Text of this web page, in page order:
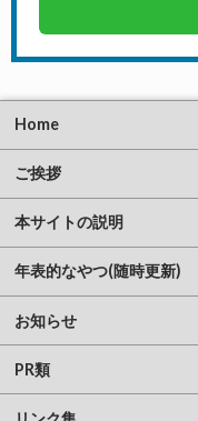
Home
ご挨拶
本サイトの説明
年表的なやつ(随時更新)
お知らせ
PR類